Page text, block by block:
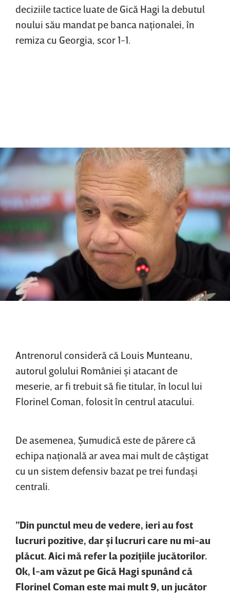
deciziile tactice luate de Gică Hagi la debutul
noului său mandat pe banca naţionalei, în
remiza cu Georgia, scor 1-1.
Antrenorul consideră că Louis Munteanu,
autorul golului României şi atacant de
meserie, ar fi trebuit să fie titular, în locul lui
Florinel Coman, folosit în centrul atacului.
De asemenea, Şumudică este de părere că
echipa naţională ar avea mai mult de câştigat
cu un sistem defensiv bazat pe trei fundaşi
centrali.
”Din punctul meu de vedere, ieri au fost
lucruri pozitive, dar şi lucruri care nu mi-au
plăcut. Aici mă refer la poziţiile jucătorilor.
Ok, l-am văzut pe Gică Hagi spunând că
Florinel Coman este mai mult 9, un jucător